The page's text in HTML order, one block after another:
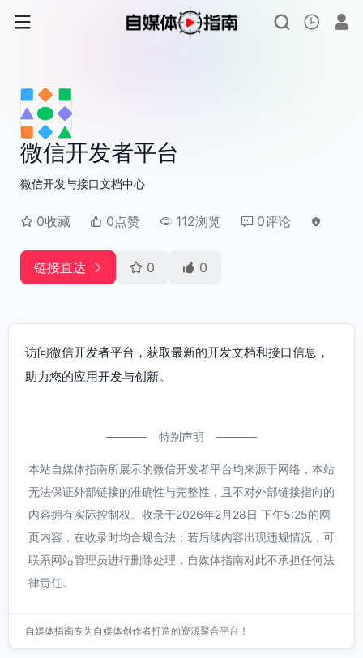
微信开发者平台
微信开发与接口文档中心
0收藏 0点赞 112浏览 0评论
链接直达 0 0
访问微信开发者平台，获取最新的开发文档和接口信息，
助力您的应用开发与创新。
特别声明
本站自媒体指南所展示的微信开发者平台均来源于网络，本站
无法保证外部链接的准确性与完整性，且不对外部链接指向的
内容拥有实际控制权。收录于2026年2月28日 下午5:25的网
页内容，在收录时均合规合法；若后续内容出现违规情况，可
联系网站管理员进行删除处理，自媒体指南对此不承担任何法
律责任。
自媒体指南专为自媒体创作者打造的资源聚合平台！